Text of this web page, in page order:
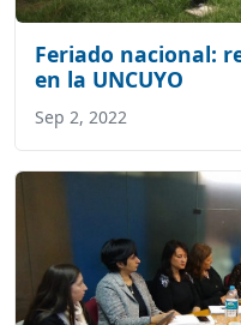
Feriado nacional:
en la UNCUYO
Sep 2, 2022